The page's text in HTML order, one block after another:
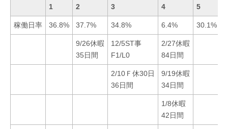
1 2 3 4 5
稼働日率 36.8% 37.7% 34.8% 6.4% 30.1%
9/26休暇
35日間
12/5ST事
F1/L0
2/27休暇
84日間
2/10Ｆ休30日
36日間
9/19休暇
34日間
1/8休暇
42日間